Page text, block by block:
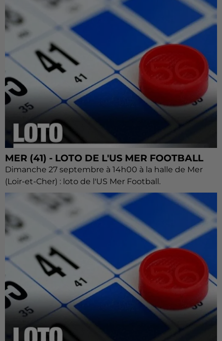
MER (41) - LOTO DE L'US MER FOOTBALL
Dimanche 27 septembre à 14h00 à la halle de Mer
(Loir-et-Cher) : loto de l'US Mer Football.